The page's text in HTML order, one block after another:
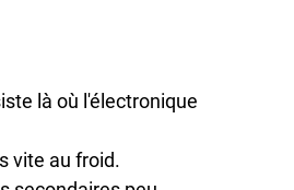
là où l'électronique
vite au froid.